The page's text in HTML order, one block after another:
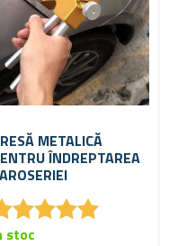
METALICĂ
ÎNDREPTAREA
★★★★
★★★★
stoc